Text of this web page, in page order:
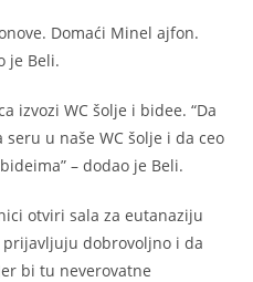
Domaći Minel ajfon.
je Beli.
izvozi WC šolje i bidee. “Da
u naše WC šolje i da ceo
– dodao je Beli.
otviri sala za eutanaziju
dobrovoljno i da
bi tu neverovatne